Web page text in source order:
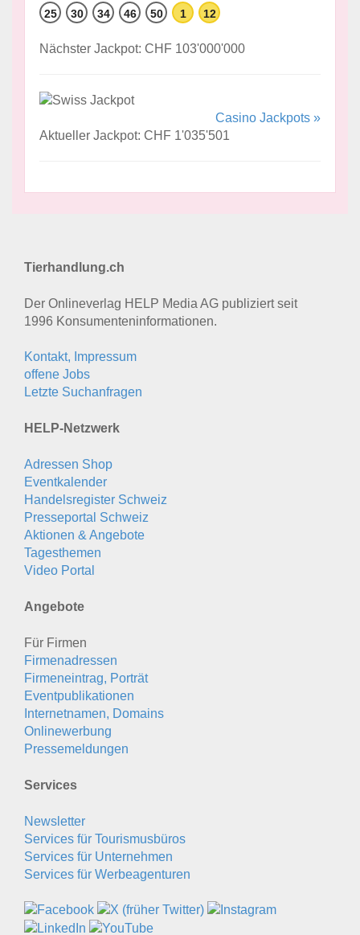
25 30 34 46 50 1 12
Nächster Jackpot: CHF 103'000'000
Casino Jackpots »
Aktueller Jackpot: CHF 1'035'501
Tierhandlung.ch
Der Onlineverlag HELP Media AG publiziert seit
1996 Konsumenten­informationen.
Kontakt, Impressum
offene Jobs
Letzte Suchanfragen
HELP-Netzwerk
Adressen Shop
Eventkalender
Handelsregister Schweiz
Presseportal Schweiz
Aktionen & Angebote
Tagesthemen
Video Portal
Angebote
Für Firmen
Firmenadressen
Firmeneintrag, Porträt
Eventpublikationen
Internetnamen, Domains
Onlinewerbung
Pressemeldungen
Services
Newsletter
Services für Tourismusbüros
Services für Unternehmen
Services für Werbeagenturen